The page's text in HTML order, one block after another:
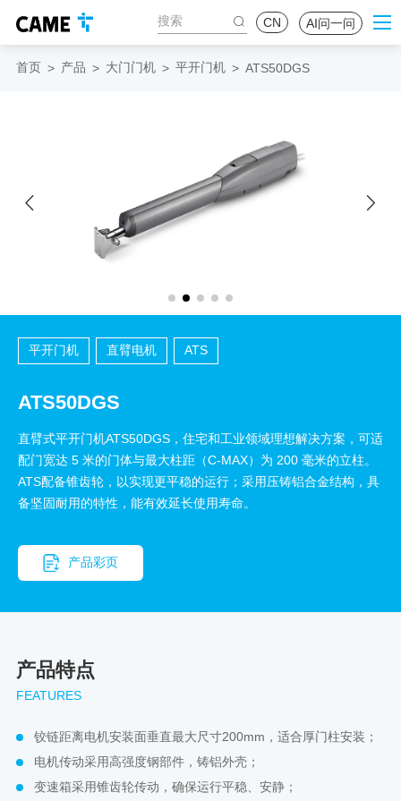
CN AI问一问
首页 > 产品 > 大门门机 > 平开门机 > ATS50DGS
平开门机 直臂电机 ATS
ATS50DGS
直臂式平开门机ATS50DGS ，住宅和工业领域理想解决方案，可适
配门宽达 5 米的门体与最大柱距（C-MAX）为 200 毫米的立柱。
ATS配备锥齿轮，以实现更平稳的运行；采用压铸铝合金结构，具
备坚固耐用的特性，能有效延长使用寿命。
产品彩页
产品特点
FEATURES
铰链距离电机安装面垂直最大尺寸200mm，适合厚门柱安装；
电机传动采用高强度钢部件，铸铝外壳；
变速箱采用锥齿轮传动，确保运行平稳、安静；